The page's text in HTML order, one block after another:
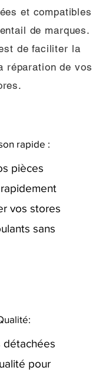
et compatibles
de marques.
de faciliter la
réparation de vos
rapide :
pièces
vos stores
sans
détachées
pour